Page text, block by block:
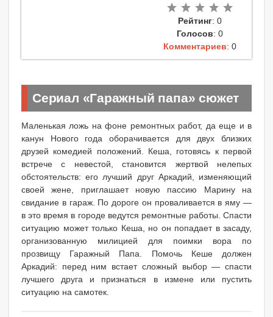
Рейтинг: 0
Голосов: 0
Комментариев: 0
Сериал «Гаражный папа» сюжет
Маленькая ложь на фоне ремонтных работ, да еще и в
канун Нового года оборачивается для двух близких
друзей комедией положений. Кеша, готовясь к первой
встрече с невестой, становится жертвой нелепых
обстоятельств: его лучший друг Аркадий, изменяющий
своей жене, приглашает новую пассию Марину на
свидание в гараж. По дороге он проваливается в яму —
в это время в городе ведутся ремонтные работы. Спасти
ситуацию может только Кеша, но он попадает в засаду,
организованную милицией для поимки вора по
прозвищу Гаражный Папа. Помочь Кеше должен
Аркадий: перед ним встает сложный выбор — спасти
лучшего друга и признаться в измене или пустить
ситуацию на самотек.